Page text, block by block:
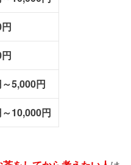
5,000円
10,000円